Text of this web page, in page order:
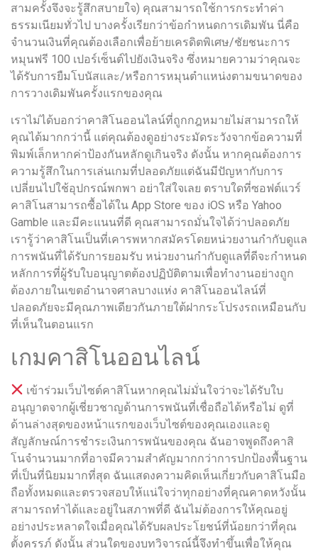
สามครั้งจึงจะรู้สึกสบายใจ) คุณสามารถใช้การกระทำค่า
ธรรมเนียมทั่วไป บางครั้งเรียกว่าข้อกำหนดการเดิมพัน นี่คือ
จำนวนเงินที่คุณต้องเลือกเพื่อย้ายเครดิตพิเศษ/ชัยชนะการ
หมุนฟรี 100 เปอร์เซ็นต์ไปยังเงินจริง ซึ่งหมายความว่าคุณจะ
ได้รับการยืมโบนัสและ/หรือการหมุนตำแหน่งตามขนาดของ
การวางเดิมพันครั้งแรกของคุณ
เราไม่ได้บอกว่าคาสิโนออนไลน์ที่ถูกกฎหมายไม่สามารถให้
คุณได้มากกว่านี้ แต่คุณต้องดูอย่างระมัดระวังจากข้อความที่
พิมพ์เล็กหากค่าป้องกันหลักดูเกินจริง ดังนั้น หากคุณต้องการ
ความรู้สึกในการเล่นเกมที่ปลอดภัยแต่ฉันมีปัญหากับการ
เปลี่ยนไปใช้อุปกรณ์พกพา อย่าใส่ใจเลย ตราบใดที่ซอฟต์แวร์
คาสิโนสามารถซื้อได้ใน App Store ของ iOS หรือ Yahoo
Gamble และมีคะแนนที่ดี คุณสามารถมั่นใจได้ว่าปลอดภัย
เรารู้ว่าคาสิโนเป็นที่เคารพหากสมัครโดยหน่วยงานกำกับดูแล
การพนันที่ได้รับการยอมรับ หน่วยงานกำกับดูแลที่ดีจะกำหนด
หลักการที่ผู้รับใบอนุญาตต้องปฏิบัติตามเพื่อทำงานอย่างถูก
ต้องภายในเขตอำนาจศาลบางแห่ง คาสิโนออนไลน์ที่
ปลอดภัยจะมีคุณภาพเดียวกันภายใต้ฝากระโปรงรถเหมือนกับ
ที่เห็นในตอนแรก
เกมคาสิโนออนไลน์
เข้าร่วมเว็บไซต์คาสิโนหากคุณไม่มั่นใจว่าจะได้รับใบ
อนุญาตจากผู้เชี่ยวชาญด้านการพนันที่เชื่อถือได้หรือไม่ ดูที่
ด้านล่างสุดของหน้าแรกของเว็บไซต์ของคุณเองและดู
สัญลักษณ์การชำระเงินการพนันของคุณ ฉันอาจพูดถึงคาสิ
โนจำนวนมากที่อาจมีความสำคัญมากกว่าการปกป้องพื้นฐาน
ที่เป็นที่นิยมมากที่สุด ฉันแสดงความคิดเห็นเกี่ยวกับคาสิโนมือ
ถือทั้งหมดและตรวจสอบให้แน่ใจว่าทุกอย่างที่คุณคาดหวังนั้น
สามารถทำได้และอยู่ในสภาพที่ดี ฉันไม่ต้องการให้คุณอยู่
อย่างประหลาดใจเมื่อคุณได้รับผลประโยชน์ที่น้อยกว่าที่คุณ
ตั้งครรภ์ ดังนั้น ส่วนใดของบทวิจารณ์นี้จึงทำขึ้นเพื่อให้คุณ